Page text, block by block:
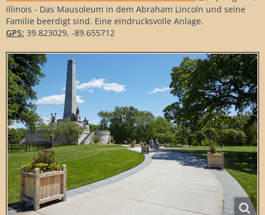
Illinois - Das Mausoleum in dem Abraham Lincoln und seine
Familie beerdigt sind. Eine eindrucksvolle Anlage.
GPS: 39.823029, -89.655712